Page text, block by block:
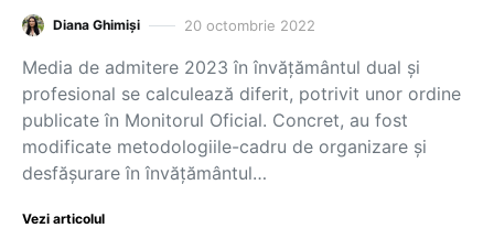
Diana Ghimiși 20 octombrie 2022
Media de admitere 2023 în învățământul dual și
profesional se calculează diferit, potrivit unor ordine
publicate în Monitorul Oficial. Concret, au fost
modificate metodologiile-cadru de organizare și
desfășurare în învățământul…
Vezi articolul